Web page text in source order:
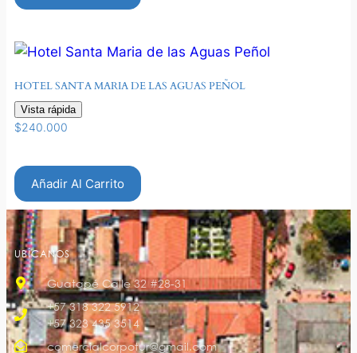
HOTEL SANTA MARIA DE LAS AGUAS PEÑOL
Vista rápida
$240.000
Añadir Al Carrito
UBÍCANOS
Guatapé Calle 32 #28-31
+57 318 322 5912
+57 323 435 3514
comercialcorpotur@gmail.com